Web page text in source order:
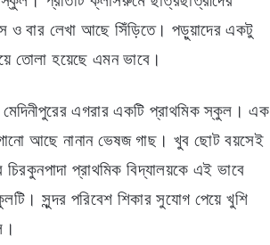
ও বার লেখা আছে সিঁড়িতে। পড়ুয়াদের একটু
তোলা হয়েছে এমন ভাবে।
এগরার একটি প্রাথমিক স্কুল। এক
আছে নানান ভেষজ গাছ। খুব ছোট বয়সেই
প্রাথমিক বিদ্যালয়কে এই ভাবে
সুন্দর পরিবেশ শিকার সুযোগ পেয়ে খুশি